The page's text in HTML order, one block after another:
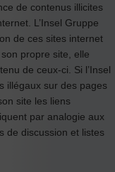
de contenus illicites
L’Insel Gruppe
de ces sites internet
propre site, elle
de ceux-ci. Si l’Insel
illégaux sur des pages
site les liens
par analogie aux
de discussion et listes